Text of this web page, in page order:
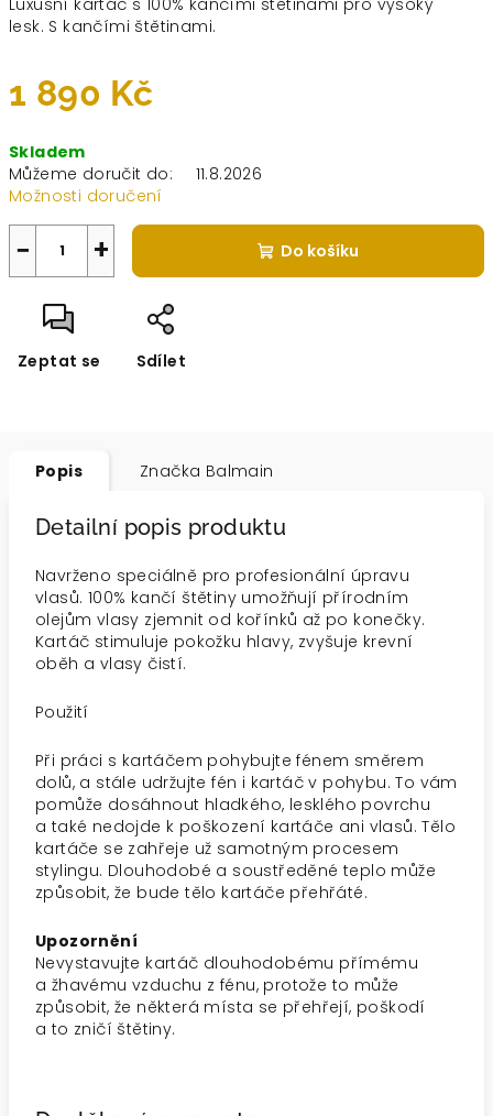
Luxusní kartáč s 100% kančími štětinami pro vysoký
lesk. S kančími štětinami.
1 890 Kč
cena:
Skladem
Můžeme doručit do:
11.8.2026
Možnosti doručení
+
− Do košíku
Zeptat se Sdílet
Popis Značka Balmain
Detailní popis produktu
Navrženo speciálně pro profesionální úpravu
vlasů. 100% kančí štětiny umožňují přírodním
olejům vlasy zjemnit od kořínků až po konečky.
Kartáč stimuluje pokožku hlavy, zvyšuje krevní
oběh a vlasy čistí.
Použití
Při práci s kartáčem pohybujte fénem směrem
dolů, a stále udržujte fén i kartáč v pohybu. To vám
pomůže dosáhnout hladkého, lesklého povrchu
a také nedojde k poškození kartáče ani vlasů. Tělo
kartáče se zahřeje už samotným procesem
stylingu. Dlouhodobé a soustředěné teplo může
způsobit, že bude tělo kartáče přehřáté.
Upozornění
Nevystavujte kartáč dlouhodobému přímému
a žhavému vzduchu z fénu, protože to může
způsobit, že některá místa se přehřejí, poškodí
a to zničí štětiny.